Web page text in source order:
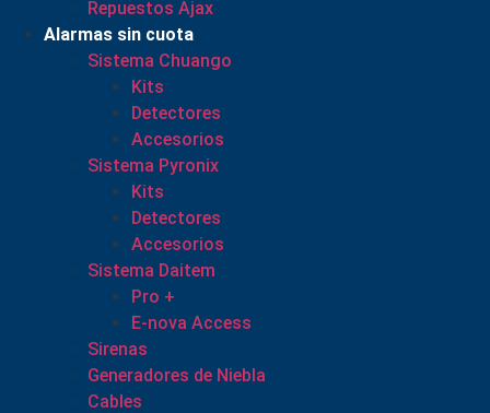
Repuestos Ajax
Alarmas sin cuota
Sistema Chuango
Kits
Detectores
Accesorios
Sistema Pyronix
Kits
Detectores
Accesorios
Sistema Daitem
Pro +
E-nova Access
Sirenas
Generadores de Niebla
Cables